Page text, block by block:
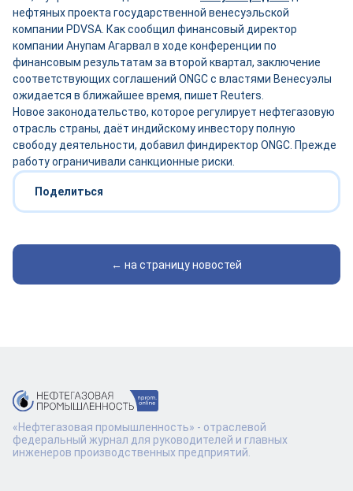
нефтяных проекта государственной венесуэльской
компании PDVSA. Как сообщил финансовый директор
компании Анупам Агарвал в ходе конференции по
финансовым результатам за второй квартал, заключение
соответствующих соглашений ONGC с властями Венесуэлы
ожидается в ближайшее время, пишет Reuters.
Новое законодательство, которое регулирует нефтегазовую
отрасль страны, даёт индийскому инвестору полную
свободу деятельности, добавил финдиректор ONGC. Прежде
работу ограничивали санкционные риски.
Поделиться
← на страницу новостей
«Нефтегазовая промышленность» - отраслевой
федеральный журнал для руководителей и главных
инженеров производственных предприятий.